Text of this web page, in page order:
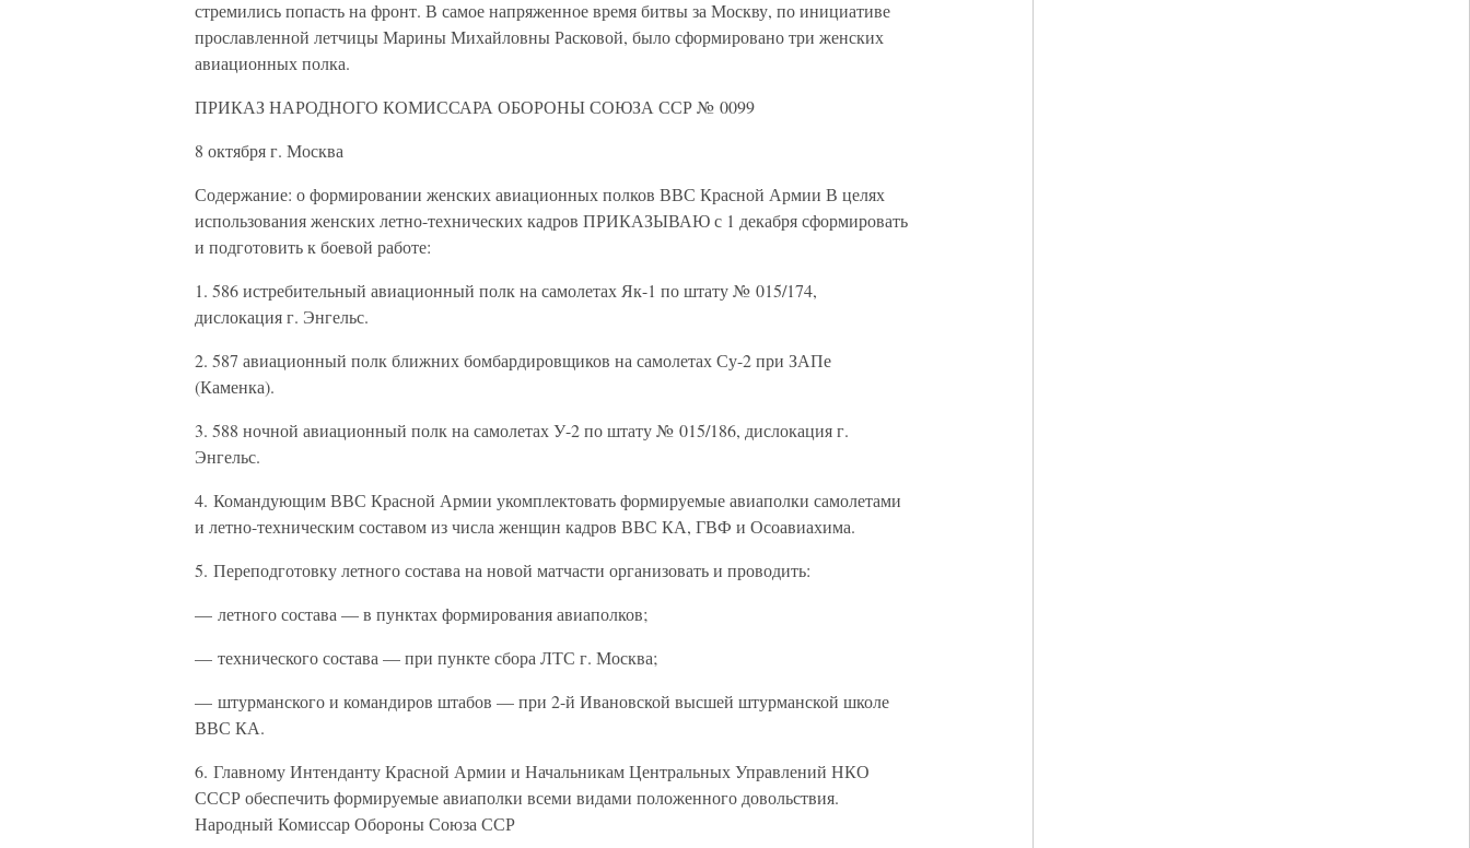
стремились попасть на фронт. В самое напряженное время битвы за Москву, по инициативе
прославленной летчицы Марины Михайловны Расковой, было сформировано три женских
авиационных полка.
ПРИКАЗ НАРОДНОГО КОМИССАРА ОБОРОНЫ СОЮЗА ССР № 0099
8 октября г. Москва
Содержание: о формировании женских авиационных полков ВВС Красной Армии В целях
использования женских летно-технических кадров ПРИКАЗЫВАЮ с 1 декабря сформировать
и подготовить к боевой работе:
1. 586 истребительный авиационный полк на самолетах Як-1 по штату № 015/174,
дислокация г. Энгельс.
2. 587 авиационный полк ближних бомбардировщиков на самолетах Су-2 при ЗАПе
(Каменка).
3. 588 ночной авиационный полк на самолетах У-2 по штату № 015/186, дислокация г.
Энгельс.
4. Командующим ВВС Красной Армии укомплектовать формируемые авиаполки самолетами
и летно-техническим составом из числа женщин кадров ВВС КА, ГВФ и Осоавиахима.
5. Переподготовку летного состава на новой матчасти организовать и проводить:
— летного состава — в пунктах формирования авиаполков;
— технического состава — при пункте сбора ЛТС г. Москва;
— штурманского и командиров штабов — при 2-й Ивановской высшей штурманской школе
ВВС КА.
6. Главному Интенданту Красной Армии и Начальникам Центральных Управлений НКО
СССР обеспечить формируемые авиаполки всеми видами положенного довольствия.
Народный Комиссар Обороны Союза ССР